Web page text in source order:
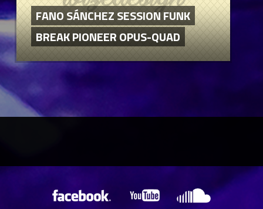
FANO SÁNCHEZ SESSION FUNK
BREAK PIONEER OPUS-QUAD